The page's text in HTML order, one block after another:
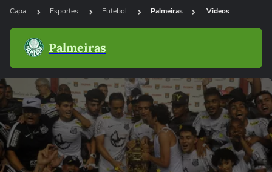
Capa Esportes Futebol Palmeiras Videos
Palmeiras